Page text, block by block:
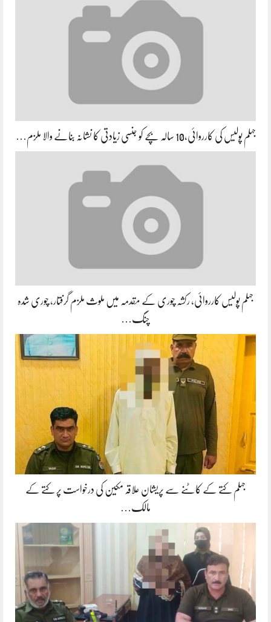
جہلم پولیس کی کارروائی،10 سالہ بچے کو جنسی زیادتی کا نشانہ بنانے والا ملزم…
جہلم پولیس کارروائی، رکشہ چوری کے مقدمہ میں ملوث ملزم گرفتار، چوری شدہ
چنگ…
جہلم کتے کے کاٹنے سے پریشان علاقہ مکین کی درخواست پر کتے کے
مالک…